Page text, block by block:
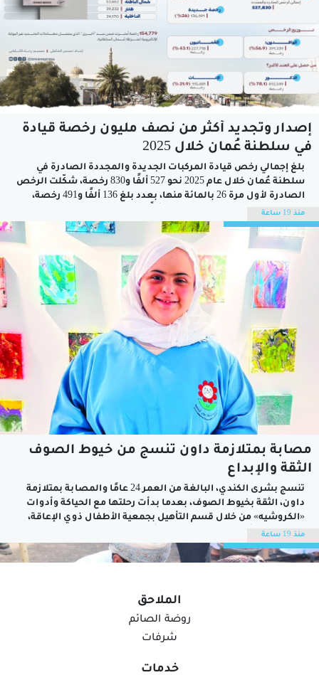
إصدار وتجديد أكثر من نصف مليون رخصة قيادة
في سلطنة عُمان خلال 2025
بلغ إجمالي رخص قيادة المركبات الجديدة والمجددة الصادرة في
سلطنة عُمان خلال عام 2025 نحو 527 ألفًا و830 رخصة، شكّلت الرخص
الصادرة لأول مرة 26 بالمائة منها، بعدد بلغ 136 ألفًا و491 رخصة،
الكتاب الإحصائي السنوي الصادر عن المركز...
منذ 19 ساعة
مصابة بمتلازمة داون تنسج من خيوط الصوف
الثقة والإبداع
تنسج بشرى الكندي، البالغة من العمر 24 عامًا والمصابة بمتلازمة
داون، الثقة بخيوط الصوف، بعدما بدأت رحلتها مع الحياكة وأدوات
«الكروشيه» من خلال قسم التأهيل بجمعية الأطفال ذوي الإعاقة،
حيث تعلمت أساسيات الحياكة على أيدي مدرباتها في الجمعية، قبل
أن تطور مهاراتها عبر متابعة المقاطع المرئية على
«يوتيوب».واستطاعت بشرى أن...
منذ 19 ساعة
الملاحق
روضة الصائم
شرفات
خدمات